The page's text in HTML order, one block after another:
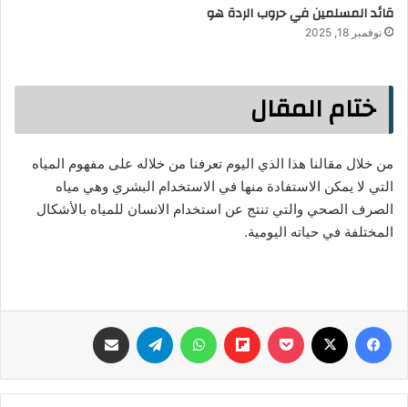
قائد المسلمين في حروب الردة هو
نوفمبر 18, 2025
ختام المقال
من خلال مقالنا هذا الذي اليوم تعرفنا من خلاله على مفهوم المياه
التي لا يمكن الاستفادة منها في الاستخدام البشري وهي مياه
الصرف الصحي والتي تنتج عن استخدام الانسان للمياه بالأشكال
المختلفة في حياته اليومية.
فيسبوك ‫Pocket
Flipboard واتساب تيلقرام